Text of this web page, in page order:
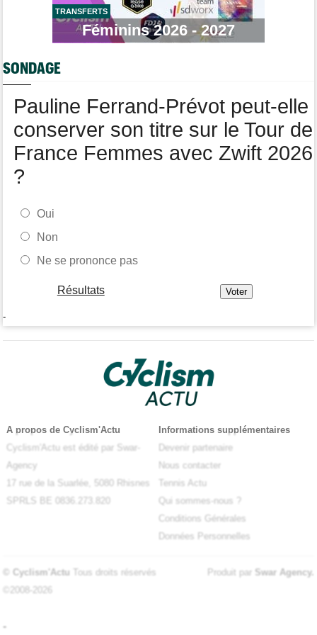
longtemps"
Tour de France Femmes
Marlen Reusser : "Le Mont Ventoux... on verra"
Route
TRANSFERTS
Féminins 2026 - 2027
SONDAGE
Pauline Ferrand-Prévot peut-elle
conserver son titre sur le Tour de
France Femmes avec Zwift 2026
?
Oui
Non
Ne se prononce pas
Résultats
-
A propos de Cyclism'Actu
Cyclism'Actu est édité par Swar-
Agency
17 rue de la Suarlée, 5080 Rhisnes
SPRLS BE 0836.273.820
Informations supplémentaires
Devenir partenaire
Nous contacter
Tennis Actu
Qui sommes-nous ?
Conditions Générales
Données Personnelles
© Cyclism'Actu Tous droits réservés
©2008-2026
Produit par Swar Agency.
-